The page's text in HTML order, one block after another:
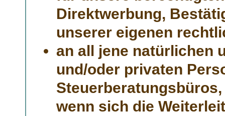
Direktwerbung,
unserer eigenen
an all jene natürlichen
und/oder privaten
wenn sich die